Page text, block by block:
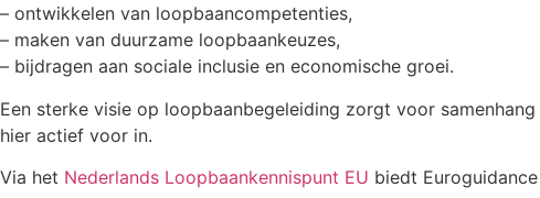
– ontwikkelen van loopbaancompetenties,
– maken van duurzame loopbaankeuzes,
– bijdragen aan sociale inclusie en economische groei.
Een sterke visie op loopbaanbegeleiding zorgt voor
hier actief voor in.
Via het Nederlands Loopbaankennispunt EU biedt